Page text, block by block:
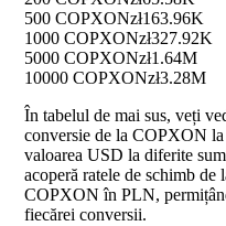
500 COPXONzł163.96K
1000 COPXONzł327.92K
5000 COPXONzł1.64M
10000 COPXONzł3.28M
În tabelul de mai sus, veți
conversie de la COPXON
valoarea USD la diferite
acoperă ratele de schimb
COPXON în PLN,
fiecărei conversii.